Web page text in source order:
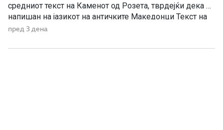
средниот текст на Каменот од Розета, тврдејќи дека е
напишан на јазикот на античките Македонци Текст на
египетски камен во местото Розета е дешифриран
научници академик Томе Бошевски и проф. Аристотел
пред 3 дена